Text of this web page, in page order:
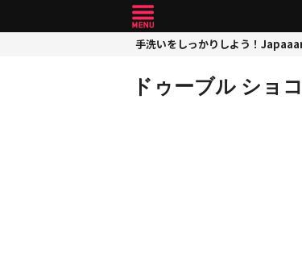
手洗いをしっかりしよう！
ドゥーブル ショ